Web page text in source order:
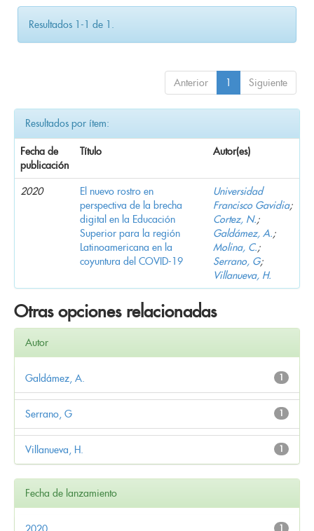
Resultados 1-1 de 1.
Anterior 1 Siguiente
Resultados por ítem:
Fecha de
publicación
Título Autor(es)
2020
El nuevo rostro en
perspectiva de la brecha
digital en la Educación
Superior para la región
Latinoamericana en la
coyuntura del COVID-19
Universidad
Francisco Gavidia;
Cortez, N.;
Galdámez, A.;
Molina, C.;
Serrano, G;
Villanueva, H.
Otras opciones relacionadas
Autor
1
Galdámez, A.
1
Serrano, G
1
Villanueva, H.
Fecha de lanzamiento
1